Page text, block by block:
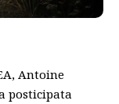
Antoine
posticipata